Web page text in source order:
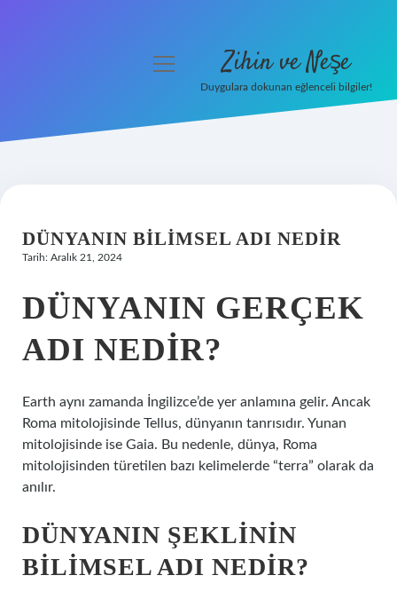
Hakkımızda
menüyü
Zihin ve Neşe
Duygulara dokunan eğlenceli bilgiler!
DÜNYANIN BILIMSEL ADI NEDIR
Tarih: Aralık 21, 2024
DÜNYANIN GERÇEK
ADI NEDIR?
Earth aynı zamanda İngilizce’de yer anlamına gelir. Ancak
Roma mitolojisinde Tellus, dünyanın tanrısıdır. Yunan
mitolojisinde ise Gaia. Bu nedenle, dünya, Roma
mitolojisinden türetilen bazı kelimelerde “terra” olarak da
anılır.
DÜNYANIN ŞEKLININ
BILIMSEL ADI NEDIR?